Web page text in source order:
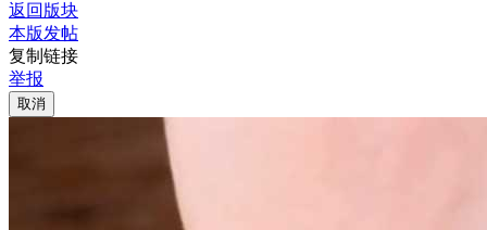
返回版块
本版发帖
复制链接
举报
取消